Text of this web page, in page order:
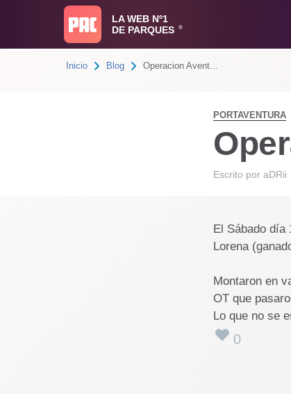
LA WEB Nº1
DE PARQUES
®
Inicio Blog Operacion Avent...
PORTAVENTURA
Escrito por aDRii
El Sábado día
Lorena
Montaron en
OT que
Lo que no se
0